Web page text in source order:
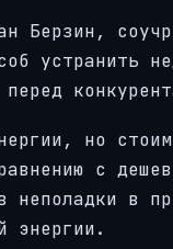
Берзин,
устранить
но
с
неполадки в
энергии.